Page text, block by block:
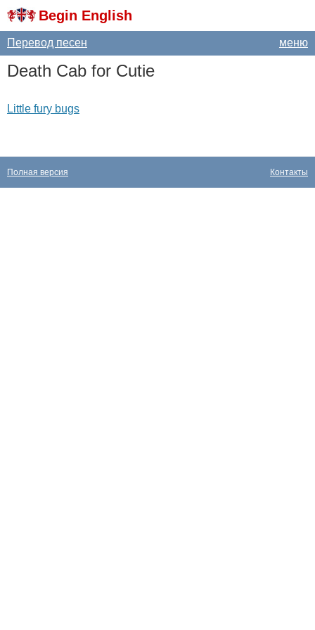
Begin English
меню
Перевод песен
Death Cab for Cutie
Little fury bugs
Контакты
Полная версия